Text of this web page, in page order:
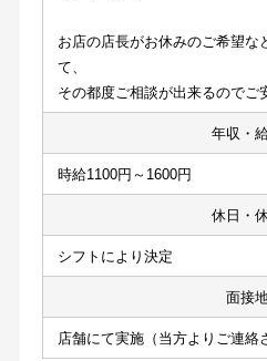
お店の店長がお休みのご希望な
て、
その都度ご相談が出来るのでご
年収・
時給1100円～1600円
休日・
シフトにより決定
面接
店舗にて実施（当方よりご連絡